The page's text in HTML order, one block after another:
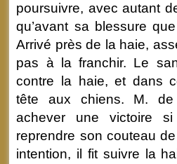
poursuivre, avec autant
qu’avant sa blessure
Arrivé près de la haie,
pas à la franchir. Le
contre la haie, et dans
tête aux chiens. M. de
achever une victoire si
reprendre son couteau
intention, il fit suivre la